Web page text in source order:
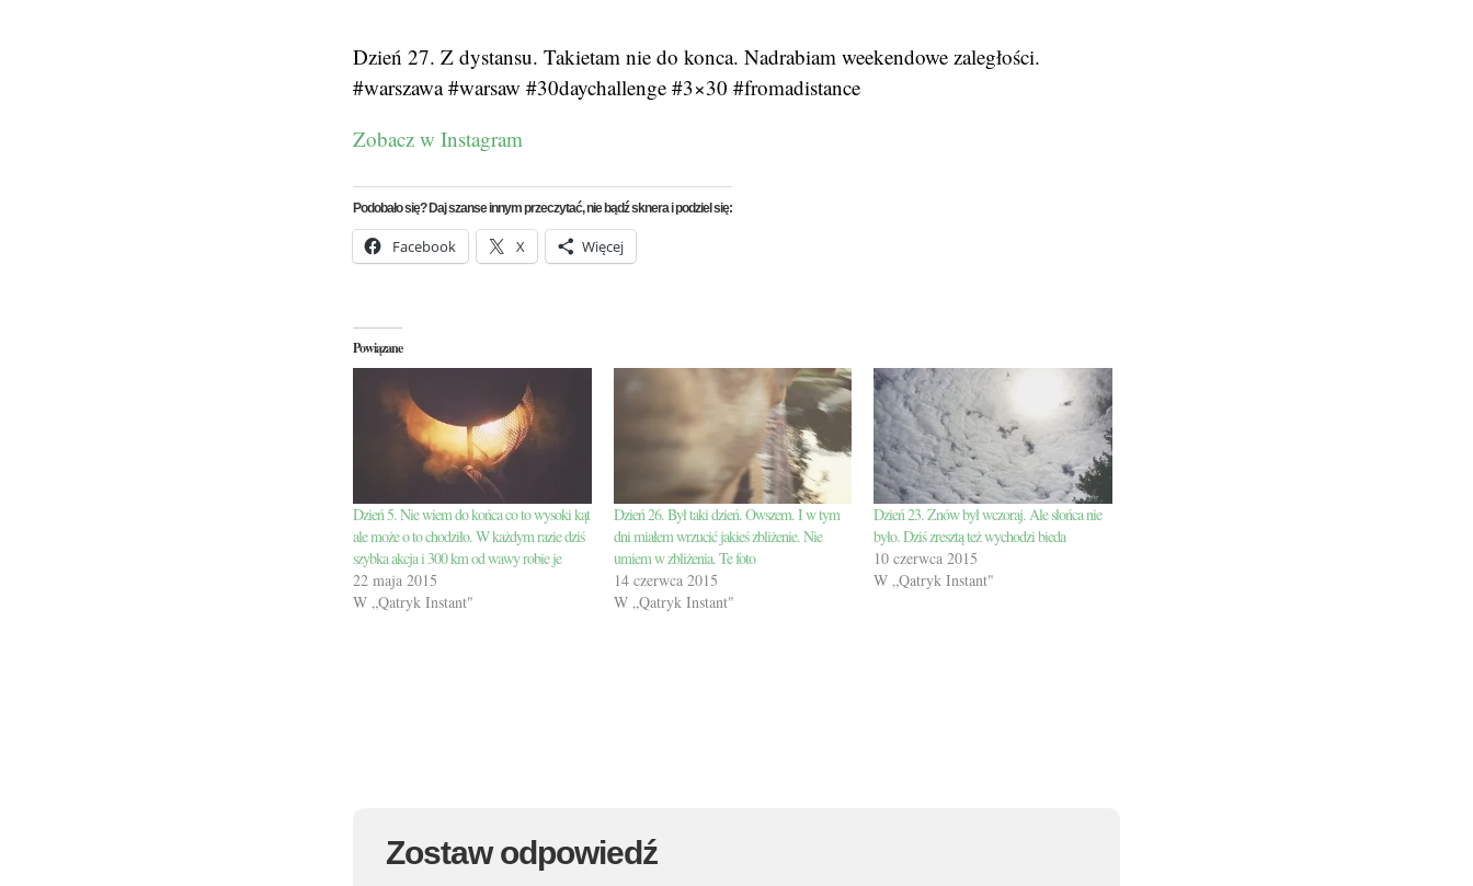
Dzień 27. Z dystansu. Takietam nie do konca. Nadrabiam weekendowe zaległości.
#warszawa #warsaw #30daychallenge #3×30 #fromadistance
Zobacz w Instagram
Podobało się? Daj szanse innym przeczytać, nie bądź sknera i podziel się:
Facebook X Więcej
Powiązane
Dzień 5. Nie wiem do końca co to wysoki kąt
ale może o to chodziło. W każdym razie dziś
szybka akcja i 300 km od wawy robie je
22 maja 2015
W „Qatryk Instant"
Dzień 26. Był taki dzień. Owszem. I w tym
dni miałem wrzucić jakieś zbliżenie. Nie
umiem w zbliżenia. Te foto
14 czerwca 2015
W „Qatryk Instant"
Dzień 23. Znów był wczoraj. Ale słońca nie
było. Dziś zresztą też wychodzi bieda
10 czerwca 2015
W „Qatryk Instant"
Zostaw odpowiedź